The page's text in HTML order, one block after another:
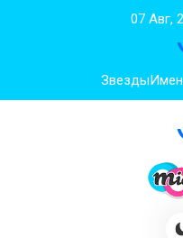
07 Авг,
Звезды